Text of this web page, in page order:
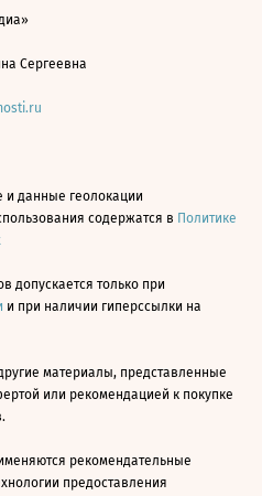
Сергеевна
и данные геолокации
содержатся в Политике
допускается только при
и при наличии гиперссылки на
материалы, представленные
или рекомендацией к покупке
рекомендательные
предоставления